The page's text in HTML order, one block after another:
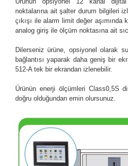
noktalarına ait şalter durum bilgileri
çıkışı ile alarm limit değer aşımında
analog giriş ile ölçüm noktasına ait
Dilerseniz ürüne, opsiyonel olarak
bağlantısı yaparak daha geniş bir
512-A tek bir ekrandan izlenebilir.
Ürünün enerji ölçümleri Class0,5S
doğru olduğundan emin olursunuz.